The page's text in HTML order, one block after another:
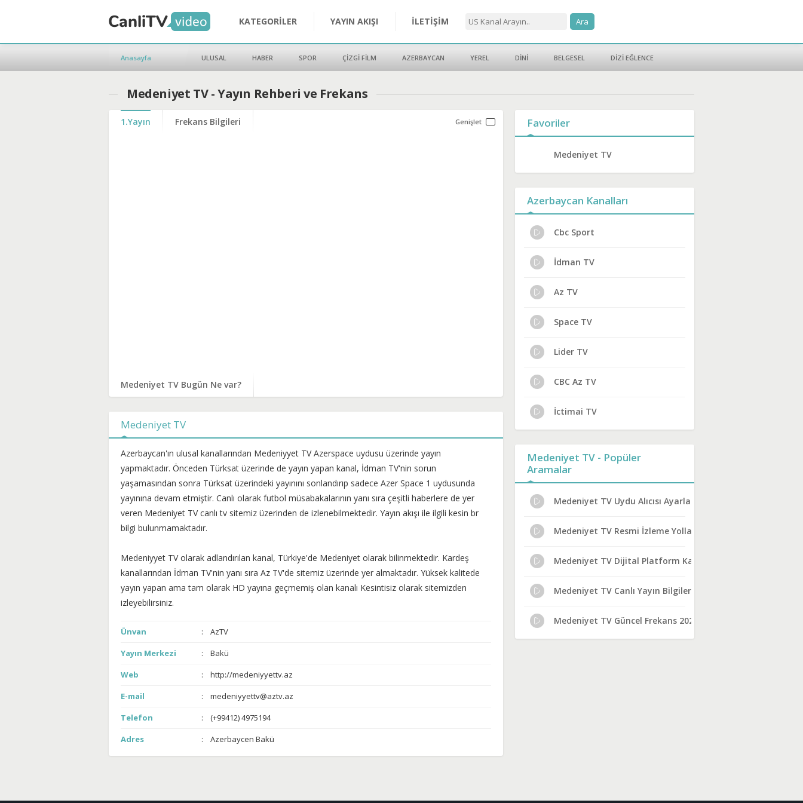
KATEGORİLER YAYIN AKIŞI İLETİŞİM
Anasayfa ULUSAL HABER SPOR ÇİZGİ FİLM AZERBAYCAN YEREL DİNİ BELGESEL DİZİ EĞLENCE
Medeniyet TV - Yayın Rehberi ve Frekans
1.Yayın Frekans Bilgileri
Medeniyet TV Bugün Ne var?
Favoriler
Medeniyet TV
Azerbaycan Kanalları
Cbc Sport
İdman TV
Az TV
Space TV
Lider TV
CBC Az TV
İctimai TV
Medeniyet TV - Popüler
Aramalar
Medeniyet TV Uydu Alıcısı Ayarları
Medeniyet TV Resmi İzleme Yolları
Medeniyet TV Dijital Platform Kanal No
Medeniyet TV Canlı Yayın Bilgileri
Medeniyet TV Güncel Frekans 2024
Medeniyet TV
Azerbaycan'ın ulusal kanallarından Medeniyyet TV Azerspace uydusu üzerinde yayın
yapmaktadır. Önceden Türksat üzerinde de yayın yapan kanal, İdman TV'nin sorun
yaşamasından sonra Türksat üzerindeki yayınını sonlandırıp sadece Azer Space 1 uydusunda
yayınına devam etmiştir. Canlı olarak futbol müsabakalarının yanı sıra çeşitli haberlere de yer
veren Medeniyet TV canlı tv sitemiz üzerinden de izlenebilmektedir. Yayın akışı ile ilgili kesin br
bilgi bulunmamaktadır.
Medeniyyet TV olarak adlandırılan kanal, Türkiye'de Medeniyet olarak bilinmektedir. Kardeş
kanallarından İdman TV'nin yanı sıra Az TV'de sitemiz üzerinde yer almaktadır. Yüksek kalitede
yayın yapan ama tam olarak HD yayına geçmemiş olan kanalı Kesintisiz olarak sitemizden
izleyebilirsiniz.
Ünvan
AzTV
Yayın Merkezi
Bakü
Web
http://medeniyyettv.az
E-mail
medeniyyettv@aztv.az
Telefon
(+99412) 4975194
Adres
Azerbaycen Bakü